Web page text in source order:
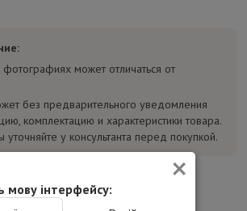
может отличаться от
без предварительного уведомления
комплектацию и характеристики товара.
у консультанта перед покупкой.
×
мову інтерфейсу: